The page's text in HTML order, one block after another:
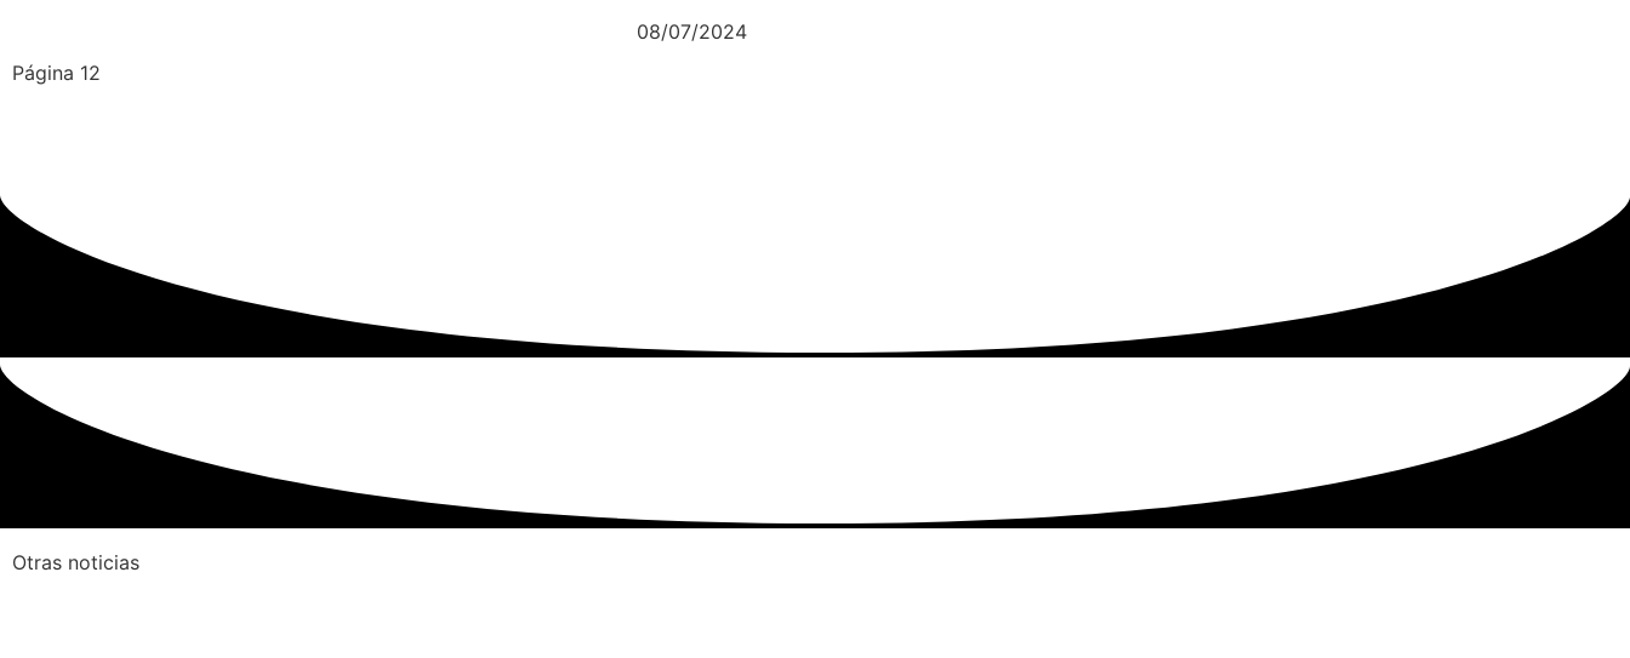
08/07/2024
Página 12
Otras noticias